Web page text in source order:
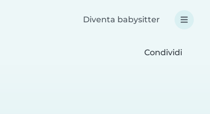
Diventa babysitter
Condividi